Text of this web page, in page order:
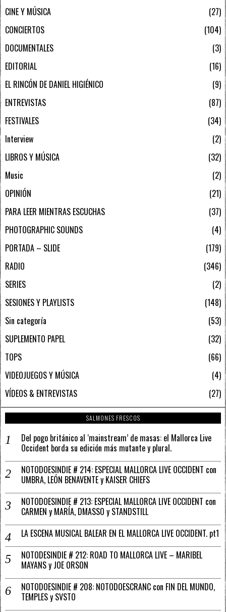
CINE Y MÚSICA
27
CONCIERTOS
104
DOCUMENTALES
3
EDITORIAL
16
EL RINCÓN DE DANIEL HIGIÉNICO
9
ENTREVISTAS
87
FESTIVALES
34
Interview
2
LIBROS Y MÚSICA
32
Music
2
OPINIÓN
21
PARA LEER MIENTRAS ESCUCHAS
37
PHOTOGRAPHIC SOUNDS
4
PORTADA – SLIDE
179
RADIO
346
SERIES
2
SESIONES Y PLAYLISTS
148
Sin categoría
53
SUPLEMENTO PAPEL
32
TOPS
66
VIDEOJUEGOS Y MÚSICA
4
VÍDEOS & ENTREVISTAS
27
SALMONES FRESCOS
Del pogo británico al ‘mainstream’ de masas: el Mallorca Live
Occident borda su edición más mutante y plural.
NOTODOESINDIE # 214: ESPECIAL MALLORCA LIVE OCCIDENT con
UMBRA, LEÓN BENAVENTE y KAISER CHIEFS
NOTODOESINDIE # 213: ESPECIAL MALLORCA LIVE OCCIDENT con
CARMEN y MARÍA, DMASSO y STANDSTILL
LA ESCENA MUSICAL BALEAR EN EL MALLORCA LIVE OCCIDENT. pt1
NOTODESINDIE # 212: ROAD TO MALLORCA LIVE – MARIBEL
MAYANS y JOE ORSON
NOTODOESINDIE # 208: NOTODOESCRANC con FIN DEL MUNDO,
TEMPLES y SVSTO